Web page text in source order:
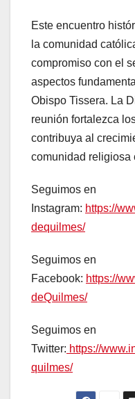
Este encuentro
la comunidad
compromiso con el
aspectos
Obispo Tissera. La
reunión fortalezca
contribuya al
comunidad religiosa
Seguimos en
Instagram: https://
dequilmes/
Seguimos en
Facebook: https://
deQuilmes/
Seguimos en
Twitter: https://
quilmes/